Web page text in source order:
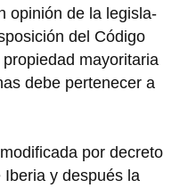
opinión de la legisla-
del Código
mayoritaria
debe pertenecer a
por decreto
y después la